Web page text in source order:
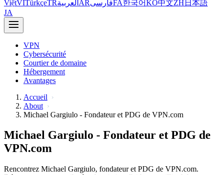
ViệtVITürkçeTRالعربية ARفارسیFA한국어KO中文ZH 日本語
JA
VPN
Cybersécurité
Courtier de domaine
Hébergement
Avantages
Accueil
About
Michael Gargiulo - Fondateur et PDG de VPN.com
Michael Gargiulo - Fondateur et PDG de
VPN.com
Rencontrez Michael Gargiulo, fondateur et PDG de VPN.com.